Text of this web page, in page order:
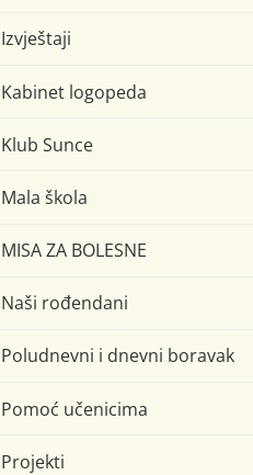
Izvještaji
Kabinet logopeda
Klub Sunce
Mala škola
MISA ZA BOLESNE
Naši rođendani
Poludnevni i dnevni boravak
Pomoć učenicima
Projekti